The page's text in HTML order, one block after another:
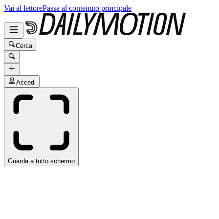
Vai al lettorePassa al contenuto principale
Cerca
Accedi
Guarda a tutto schermo